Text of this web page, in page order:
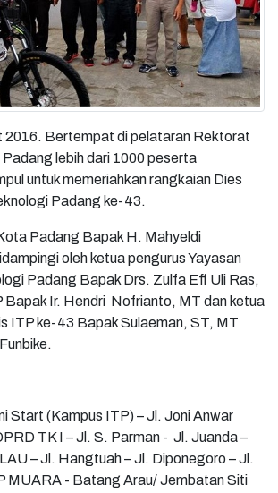
2016. Bertempat di pelataran Rektorat
lebih dari 1000 peserta
untuk memeriahkan rangkaian Dies
Padang ke-43.
Padang Bapak H. Mahyeldi
oleh ketua pengurus Yayasan
Padang Bapak Drs. Zulfa Eff Uli Ras,
Bapak Ir. Hendri Nofrianto, MT dan ketua
ITP ke-43 Bapak Sulaeman, ST, MT
Start (Kampus ITP) – Jl. Joni Anwar
TK I – Jl. S. Parman - Jl. Juanda –
– Jl. Hangtuah – Jl. Diponegoro – Jl.
MUARA - Batang Arau/ Jembatan Siti